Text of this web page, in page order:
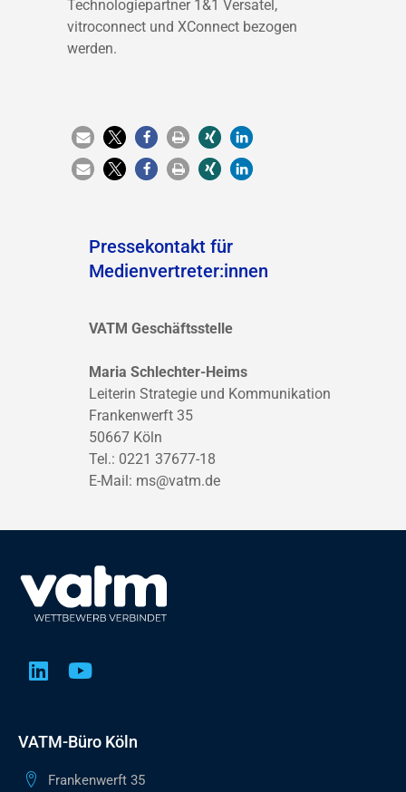
Technologiepartner 1&1 Versatel,
vitroconnect und XConnect bezogen
werden.
Pressekontakt für
Medienvertreter:innen
VATM Geschäftsstelle
Maria Schlechter-Heims
Leiterin Strategie und Kommunikation
Frankenwerft 35
50667 Köln
Tel.: 0221 37677-18
E-Mail: ms@vatm.de
VATM-Büro Köln
Frankenwerft 35